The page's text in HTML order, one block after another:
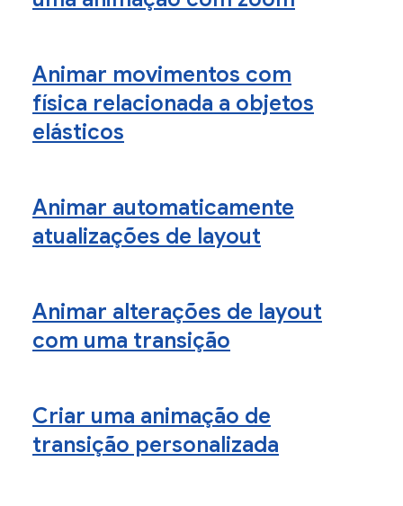
Animar movimentos com
física relacionada a objetos
elásticos
Animar automaticamente
atualizações de layout
Animar alterações de layout
com uma transição
Criar uma animação de
transição personalizada